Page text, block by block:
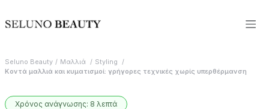
Seluno Beauty Μαλλιά
Styling
Κοντά μαλλιά και κυματισμοί: γρήγορες τεχνικές χωρίς υπερθέρμανση
Χρόνος ανάγνωσης: 8 λεπτά